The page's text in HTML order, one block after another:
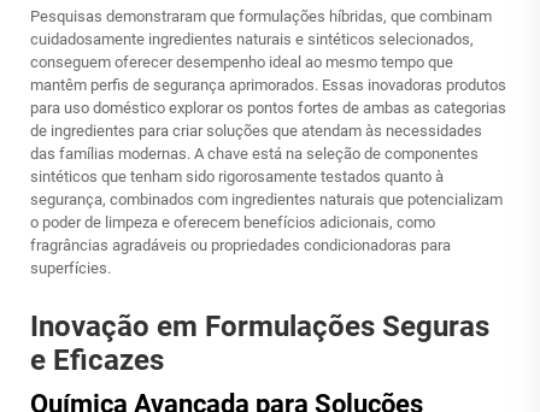
Pesquisas demonstraram que formulações híbridas, que combinam
cuidadosamente ingredientes naturais e sintéticos selecionados,
conseguem oferecer desempenho ideal ao mesmo tempo que
mantêm perfis de segurança aprimorados. Essas inovadoras produtos
para uso doméstico explorar os pontos fortes de ambas as categorias
de ingredientes para criar soluções que atendam às necessidades
das famílias modernas. A chave está na seleção de componentes
sintéticos que tenham sido rigorosamente testados quanto à
segurança, combinados com ingredientes naturais que potencializam
o poder de limpeza e oferecem benefícios adicionais, como
fragrâncias agradáveis ou propriedades condicionadoras para
superfícies.
Inovação em Formulações Seguras
e Eficazes
Química Avançada para Soluções